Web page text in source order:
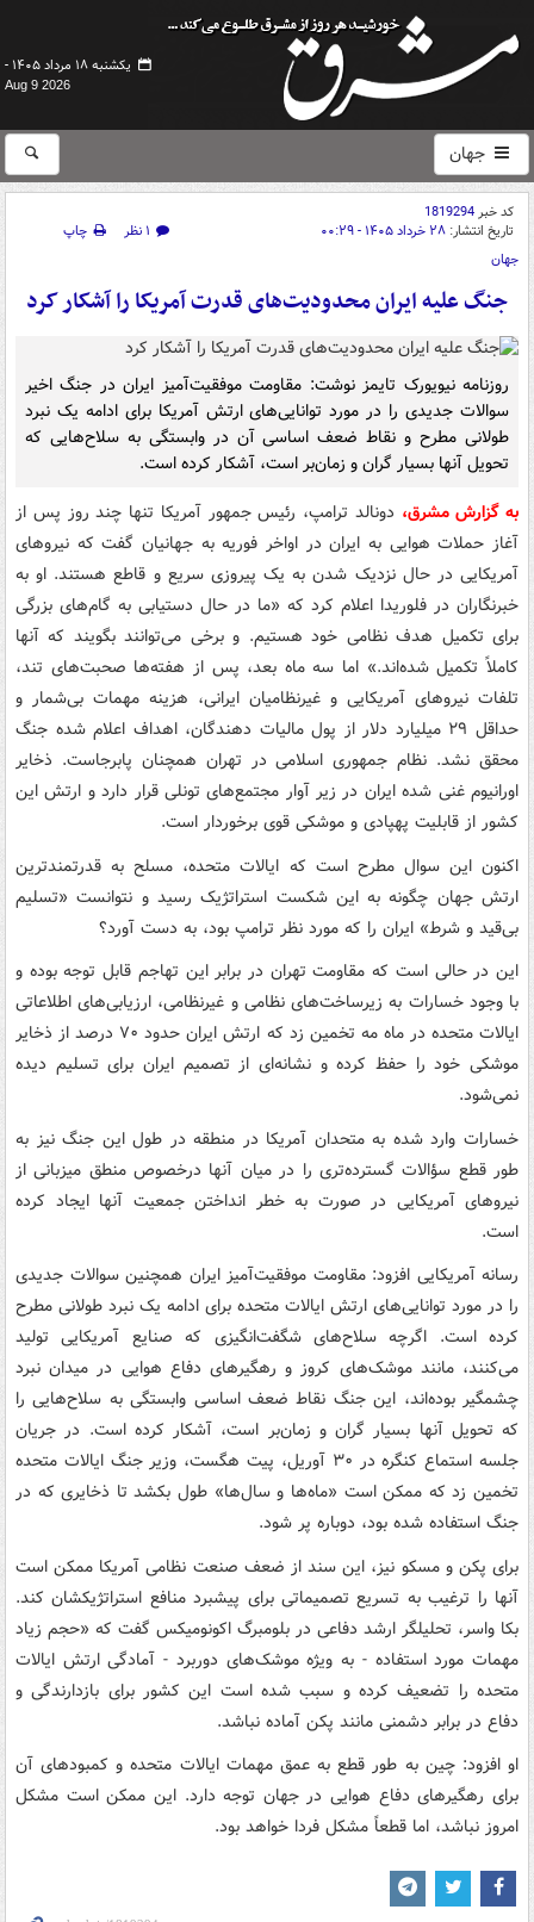
یکشنبه ۱۸ مرداد ۱۴۰۵ -
Aug 9 2026
جهان
کد خبر1819294
تاریخ انتشار: ۲۸ خرداد ۱۴۰۵ - ۰۰:۲۹ ۱ نظر
چاپ
جهان
جنگ علیه ایران محدودیت‌های قدرت آمریکا را آشکار کرد
روزنامه نیویورک تایمز نوشت: مقاومت موفقیت‌آمیز ایران در جنگ اخیر
سوالات جدیدی را در مورد توانایی‌های ارتش آمریکا برای ادامه یک نبرد
طولانی مطرح و نقاط ضعف اساسی آن در وابستگی به سلاح‌هایی که
تحویل آنها بسیار گران و زمان‌بر است، آشکار کرده است.
به گزارش مشرق، دونالد ترامپ، رئیس جمهور آمریکا تنها چند روز پس از
آغاز حملات هوایی به ایران در اواخر فوریه به جهانیان گفت که نیروهای
آمریکایی در حال نزدیک شدن به یک پیروزی سریع و قاطع هستند. او به
خبرنگاران در فلوریدا اعلام کرد که «ما در حال دستیابی به گام‌های بزرگی
برای تکمیل هدف نظامی خود هستیم. و برخی می‌توانند بگویند که آنها
کاملاً تکمیل شده‌اند.» اما سه ماه بعد، پس از هفته‌ها صحبت‌های تند،
تلفات نیروهای آمریکایی و غیرنظامیان ایرانی، هزینه مهمات بی‌شمار و
حداقل ۲۹ میلیارد دلار از پول مالیات دهندگان، اهداف اعلام شده جنگ
محقق نشد. نظام جمهوری اسلامی در تهران همچنان پابرجاست. ذخایر
اورانیوم غنی شده ایران در زیر آوار مجتمع‌های تونلی قرار دارد و ارتش این
کشور از قابلیت پهپادی و موشکی قوی برخوردار است.
اکنون این سوال مطرح است که ایالات متحده، مسلح به قدرتمندترین
ارتش جهان چگونه به این شکست استراتژیک رسید و نتوانست «تسلیم
بی‌قید و شرط» ایران را که مورد نظر ترامپ بود، به دست آورد؟
این در حالی است که مقاومت تهران در برابر این تهاجم قابل توجه بوده و
با وجود خسارات به زیرساخت‌های نظامی و غیرنظامی، ارزیابی‌های اطلاعاتی
ایالات متحده در ماه مه تخمین زد که ارتش ایران حدود ۷۰ درصد از ذخایر
موشکی خود را حفظ کرده و نشانه‌ای از تصمیم ایران برای تسلیم دیده
نمی‌شود.
خسارات وارد شده به متحدان آمریکا در منطقه در طول این جنگ نیز به
طور قطع سؤالات گسترده‌تری را در میان آنها درخصوص منطق میزبانی از
نیروهای آمریکایی در صورت به خطر انداختن جمعیت آنها ایجاد کرده
است.
رسانه آمریکایی افزود: مقاومت موفقیت‌آمیز ایران همچنین سوالات جدیدی
را در مورد توانایی‌های ارتش ایالات متحده برای ادامه یک نبرد طولانی مطرح
کرده است. اگرچه سلاح‌های شگفت‌انگیزی که صنایع آمریکایی تولید
می‌کنند، مانند موشک‌های کروز و رهگیرهای دفاع هوایی در میدان نبرد
چشمگیر بوده‌اند، این جنگ نقاط ضعف اساسی وابستگی به سلاح‌هایی را
که تحویل آنها بسیار گران و زمان‌بر است، آشکار کرده است. در جریان
جلسه استماع کنگره در ۳۰ آوریل، پیت هگست، وزیر جنگ ایالات متحده
تخمین زد که ممکن است «ماه‌ها و سال‌ها» طول بکشد تا ذخایری که در
جنگ استفاده شده بود، دوباره پر شود.
برای پکن و مسکو نیز، این سند از ضعف صنعت نظامی آمریکا ممکن است
آنها را ترغیب به تسریع تصمیماتی برای پیشبرد منافع استراتژیکشان کند.
بکا واسر، تحلیلگر ارشد دفاعی در بلومبرگ اکونومیکس گفت که «حجم زیاد
مهمات مورد استفاده - به ویژه موشک‌های دوربرد - آمادگی ارتش ایالات
متحده را تضعیف کرده و سبب شده است این کشور برای بازدارندگی و
دفاع در برابر دشمنی مانند پکن آماده نباشد.
او افزود: چین به طور قطع به عمق مهمات ایالات متحده و کمبودهای آن
برای رهگیرهای دفاع هوایی در جهان توجه دارد. این ممکن است مشکل
امروز نباشد، اما قطعاً مشکل فردا خواهد بود.